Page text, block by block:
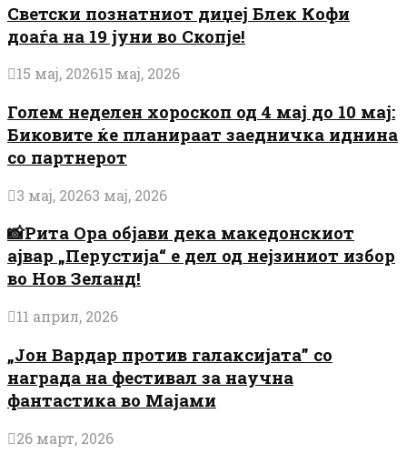
Светски познатниот диџеј Блек Кофи
доаѓа на 19 јуни во Скопје!
15 мај, 202615 мај, 2026
Голем неделен хороскоп од 4 мај до 10 мај:
Биковите ќе планираат заедничка иднина
со партнерот
3 мај, 20263 мај, 2026
📸Рита Ора објави дека македонскиот
ајвар „Перустија“ е дел од нејзиниот избор
во Нов Зеланд!
11 април, 2026
„Јон Вардар против галаксијата” со
награда на фестивал за научна
фантастика во Мајами
26 март, 2026